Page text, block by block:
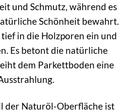
und Schmutz, während es
Schönheit bewahrt.
in die Holzporen ein und
Es betont die natürliche
dem Parkettboden eine
der Naturöl-Oberfläche ist